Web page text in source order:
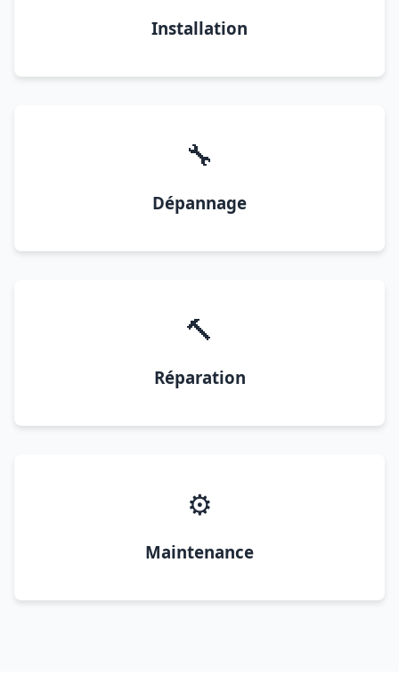
Installation
🔧
Dépannage
🔨
Réparation
⚙️
Maintenance